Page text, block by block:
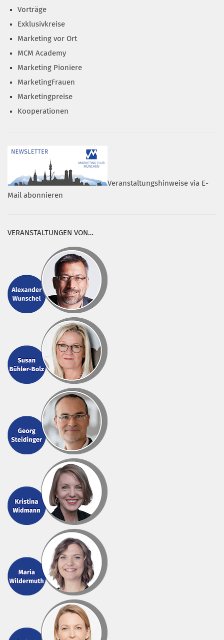
Vorträge
Exklusivkreise
Marketing vor Ort
MCM Academy
Marketing Pioniere
MarketingFrauen
Marketingpreise
Kooperationen
Veranstaltungshinweise via E-
Mail abonnieren
VERANSTALTUNGEN VON…